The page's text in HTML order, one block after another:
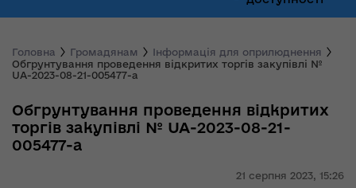
Головна Громадянам
Інформація для оприлюднення
Обгрунтування проведення відкритих торгів закупівлі №
UA-2023-08-21-005477-a
21 серпня 2023, 15:26
Обгрунтування проведення відкритих
торгів закупівлі № UA-2023-08-21-
005477-a